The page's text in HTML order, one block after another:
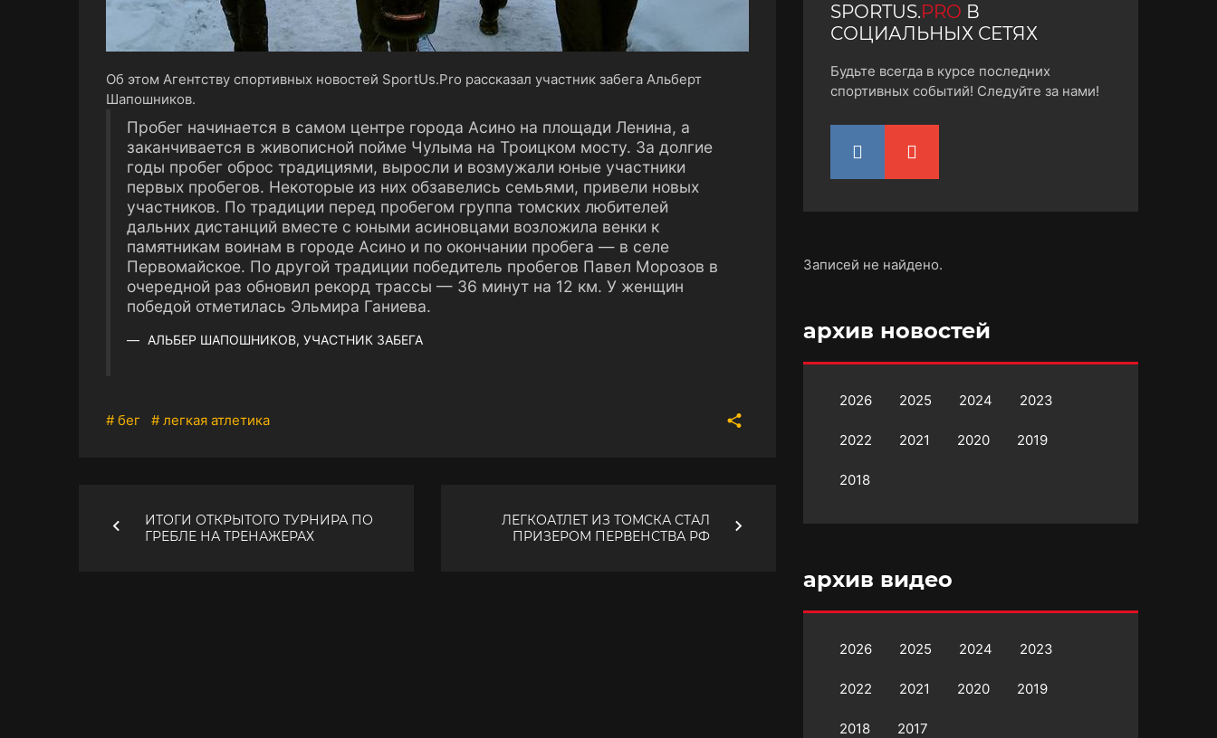
Об этом Агентству спортивных новостей SportUs.Рro рассказал участник забега Альберт
Шапошников.
Пробег начинается в самом центре города Асино на площади Ленина, а
заканчивается в живописной пойме Чулыма на Троицком мосту. За долгие
годы пробег оброс традициями, выросли и возмужали юные участники
первых пробегов. Некоторые из них обзавелись семьями, привели новых
участников. По традиции перед пробегом группа томских любителей
дальних дистанций вместе с юными асиновцами возложила венки к
памятникам воинам в городе Асино и по окончании пробега — в селе
Первомайское. По другой традиции победитель пробегов Павел Морозов в
очередной раз обновил рекорд трассы — 36 минут на 12 км. У женщин
победой отметилась Эльмира Ганиева.
АЛЬБЕР ШАПОШНИКОВ, УЧАСТНИК ЗАБЕГА
# бег # легкая атлетика
ИТОГИ ОТКРЫТОГО ТУРНИРА ПО
ГРЕБЛЕ НА ТРЕНАЖЕРАХ
ЛЕГКОАТЛЕТ ИЗ ТОМСКА СТАЛ
ПРИЗЕРОМ ПЕРВЕНСТВА РФ
SPORTUS.PRO В
СОЦИАЛЬНЫХ СЕТЯХ
Будьте всегда в курсе последних
спортивных событий! Следуйте за нами!
Записей не найдено.
архив новостей
2026 2025 2024 2023
2022 2021 2020 2019
2018
архив видео
2026 2025 2024 2023
2022 2021 2020 2019
2018 2017